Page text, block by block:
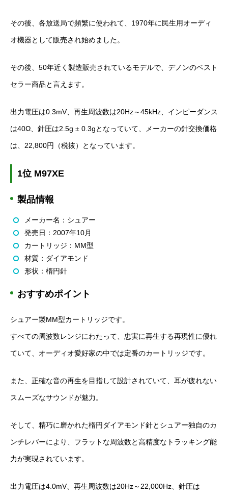
その後、各放送局で頻繁に使われて、1970年に民生用オーディ
オ機器として販売され始めました。
その後、50年近く製造販売されているモデルで、デノンのベスト
セラー商品と言えます。
出力電圧は0.3mV、再生周波数は20Hz～45kHz、インピーダンス
は40Ω、針圧は2.5g ± 0.3gとなっていて、メーカーの針交換価格
は、22,800円（税抜）となっています。
1位 M97XE
製品情報
メーカー名：シュアー
発売日：2007年10月
カートリッジ：MM型
材質：ダイアモンド
形状：楕円針
おすすめポイント
シュアー製MM型カートリッジです。
すべての周波数レンジにわたって、忠実に再生する再現性に優れ
ていて、オーディオ愛好家の中では定番のカートリッジです。
また、正確な音の再生を目指して設計されていて、耳が疲れない
スムーズなサウンドが魅力。
そして、精巧に磨かれた楕円ダイアモンド針とシュアー独自のカ
ンチレバーにより、フラットな周波数と高精度なトラッキング能
力が実現されています。
出力電圧は4.0mV、再生周波数は20Hz～22,000Hz、針圧は